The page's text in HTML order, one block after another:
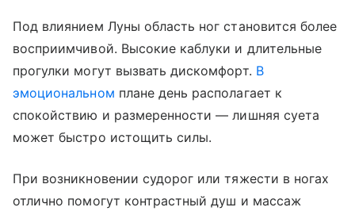
Под влиянием Луны область ног становится более
восприимчивой. Высокие каблуки и длительные
прогулки могут вызвать дискомфорт. В
эмоциональном плане день располагает к
спокойствию и размеренности — лишняя суета
может быстро истощить силы.
При возникновении судорог или тяжести в ногах
отлично помогут контрастный душ и массаж